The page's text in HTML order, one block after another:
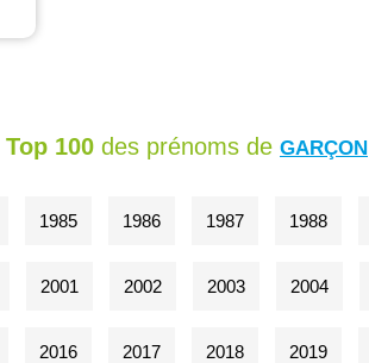
Top 100 des prénoms de GARÇON
1985 1986 1987 1988
2001 2002 2003 2004
2016 2017 2018 2019